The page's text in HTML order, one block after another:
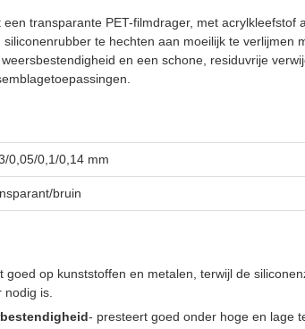
transparante PET-filmdrager, met
te hechten aan moeilijk te verlijmen
en een schone, residuvrije
0,05/0,1/0,14 mm
bruin
goed op kunststoffen en metalen, terwijl de
is.
- presteert goed onder hoge en lage